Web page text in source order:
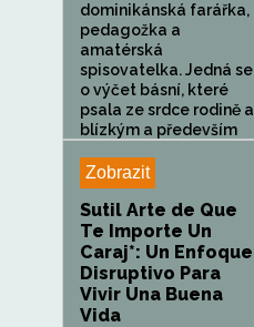
dominikánská farářka,
pedagožka a
amatérská
spisovatelka. Jedná se
o výčet básní, které
psala ze srdce rodině a
blízkým a především
Zobrazit
Sutil Arte de Que
Te Importe Un
Caraj*: Un Enfoque
Disruptivo Para
Vivir Una Buena
Vida